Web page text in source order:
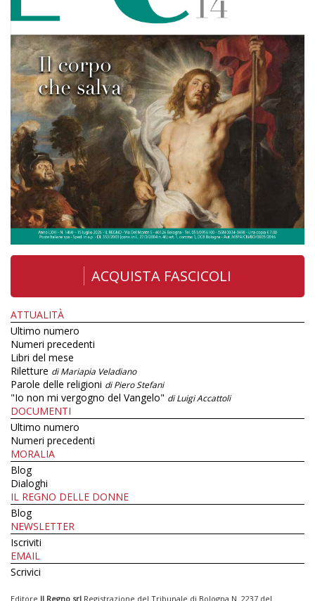
ACQUISTA FASCICOLI
ATTUALITÀ
Ultimo numero
Numeri precedenti
Libri del mese
Riletture di Mariapia Veladiano
Parole delle religioni di Piero Stefani
"Io non mi vergogno del Vangelo" di Luigi Accattoli
DOCUMENTI
Ultimo numero
Numeri precedenti
MORALIA
Blog
Dialoghi
IL REGNO DELLE DONNE
Blog
NEWSLETTER
Iscriviti
EMAIL
Scrivici
Editore Il Regno srl Registrazione del Tribunale di Bologna N. 2237 del